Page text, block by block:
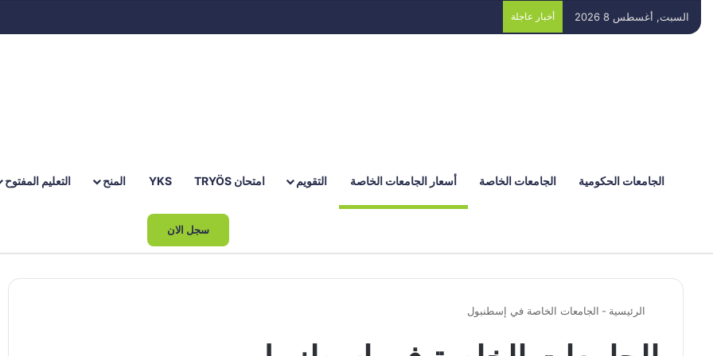
السبت, أغسطس 8 2026 أخبار عاجلة
الجامعات الحكومية الجامعات الخاصة أسعار الجامعات الخاصة التقويم امتحان TRYÖS YKS المنح التعليم المفتوح
سجل الان
الرئيسية - الجامعات الخاصة في إسطنبول